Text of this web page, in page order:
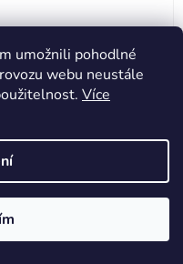
umožnili pohodlné
webu neustále
Více
(19mm zdvih),